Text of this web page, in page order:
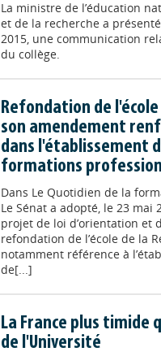
La ministre de l’éducation
et de la recherche a
2015, une communication
du collège.
Refondation de
son amendement
dans l'établissement
formations
Dans Le Quotidien de la
Le Sénat a adopté, le 23 mai
projet de loi d’orientation et
refondation de l’école de la
notamment référence à
de[...]
La France plus timide
de l'Université